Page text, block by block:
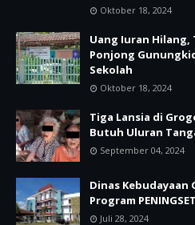
Oktober 18, 2024
Uang Iuran Hilang,
Ponjong
Sekolah
Oktober 18, 2024
Tiga Lansia di
Butuh Uluran
September 04, 2024
Dinas Kebudayaan
Program PENINGSET
Juli 28, 2024